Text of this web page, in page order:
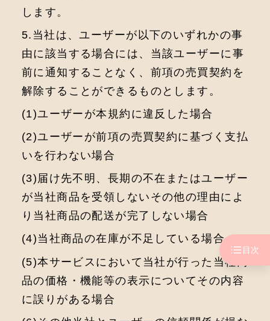
目次
します。
5.当社は、ユーザーが以下のいずれかの事
由に該当する場合には、当該ユーザーに事
前に通知することなく、前項の売買契約を
解除することができるものとします。
(1)ユーザーが本規約に違反した場合
(2)ユーザーが前項の売買契約に基づく支払
いを行わない場合
(3)届け先不明、長期の不在またはユーザー
が当社商品を受領しないその他の理由によ
り当社商品の配送が完了しない場合
(4)当社商品の在庫が不足している場合
(5)本サービスにおいて当社が行った当社商
品の価格・機能等の表示についてその内容
に誤りがある場合